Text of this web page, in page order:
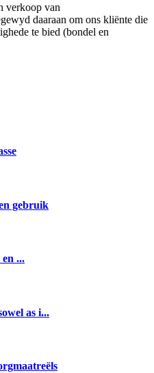
verkoop van
daaraan om ons kliënte die
te bied (bondel en
gebruik
...
as i...